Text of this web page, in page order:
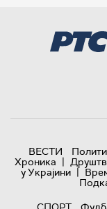
ВЕСТИ
Хроника |
у Украјини |